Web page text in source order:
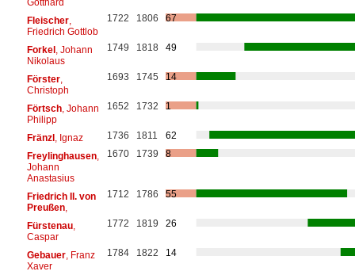
Fleischer,
Friedrich Gottlob
1722 1806 67
Forkel, Johann
Nikolaus
1749 1818 49
Förster,
Christoph
1693 1745 14
Förtsch, Johann
Philipp
1652 1732 1
Fränzl, Ignaz 1736 1811
62
Freylinghausen,
Johann
Anastasius
1670 1739 8
Friedrich II. von
Preußen,
1712 1786 55
Fürstenau,
Caspar
1772 1819 26
Gebauer, Franz
Xaver
1784 1822 14